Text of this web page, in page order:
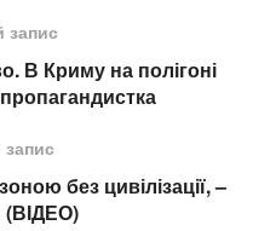
запис
В Криму на полігоні
без цивілізації, –
(ВІДЕО)